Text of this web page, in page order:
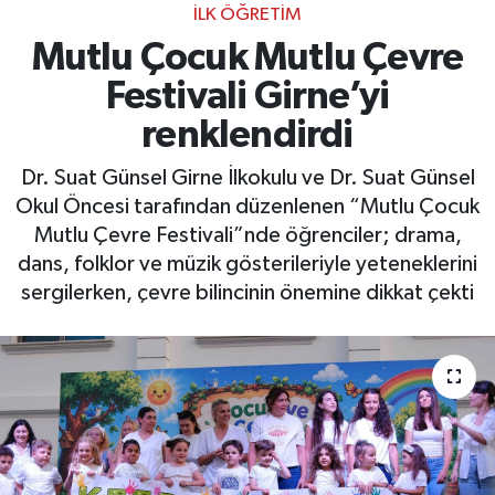
İLK ÖĞRETIM
Mutlu Çocuk Mutlu Çevre
Festivali Girne’yi
renklendirdi
Dr. Suat Günsel Girne İlkokulu ve Dr. Suat Günsel
Okul Öncesi tarafından düzenlenen “Mutlu Çocuk
Mutlu Çevre Festivali”nde öğrenciler; drama,
dans, folklor ve müzik gösterileriyle yeteneklerini
sergilerken, çevre bilincinin önemine dikkat çekti
Son Dakika Haberleri